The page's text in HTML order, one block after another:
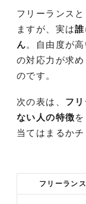
フリーランス
ますが、実は
ん。自由度が
の対応力が求
のです。
次の表は、 フ
ない人の特徴
当てはまるか
フリーラン